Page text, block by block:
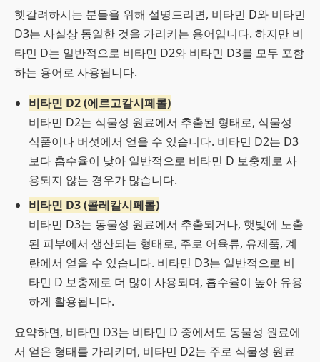
헷갈려하시는 분들을 위해 설명드리면, 비타민 D와 비타민
D3는 사실상 동일한 것을 가리키는 용어입니다. 하지만 비
타민 D는 일반적으로 비타민 D2와 비타민 D3를 모두 포함
하는 용어로 사용됩니다.
비타민 D2 (에르고칼시페롤)
비타민 D2는 식물성 원료에서 추출된 형태로, 식물성
식품이나 버섯에서 얻을 수 있습니다. 비타민 D2는 D3
보다 흡수율이 낮아 일반적으로 비타민 D 보충제로 사
용되지 않는 경우가 많습니다.
비타민 D3 (콜레칼시페롤)
비타민 D3는 동물성 원료에서 추출되거나, 햇빛에 노출
된 피부에서 생산되는 형태로, 주로 어육류, 유제품, 계
란에서 얻을 수 있습니다. 비타민 D3는 일반적으로 비
타민 D 보충제로 더 많이 사용되며, 흡수율이 높아 유용
하게 활용됩니다.
요약하면, 비타민 D3는 비타민 D 중에서도 동물성 원료에
서 얻은 형태를 가리키며, 비타민 D2는 주로 식물성 원료